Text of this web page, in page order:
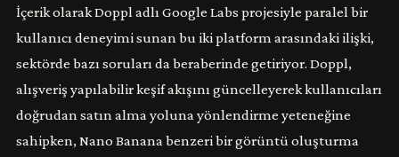
İçerik olarak Doppl adlı Google Labs projesiyle paralel bir
kullanıcı deneyimi sunan bu iki platform arasındaki ilişki,
sektörde bazı soruları da beraberinde getiriyor. Doppl,
alışveriş yapılabilir keşif akışını güncelleyerek kullanıcıları
doğrudan satın alma yoluna yönlendirme yeteneğine
sahipken, Nano Banana benzeri bir görüntü oluşturma